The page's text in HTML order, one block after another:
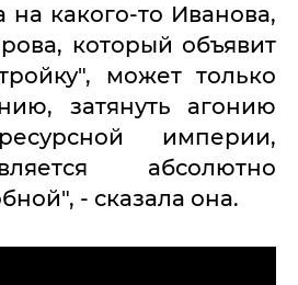
на какого-то Иванова,
который объявит
может только
затянуть агонию
империи,
абсолютно
- сказала она.